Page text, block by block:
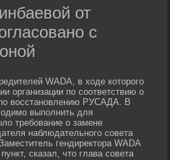
от
с
WADA, в ходе которого
организации по соответствию о
восстановлению РУСАДА. В
выполнить для
требование о замене
наблюдательного совета
гендиректора WADA
сказал, что глава совета